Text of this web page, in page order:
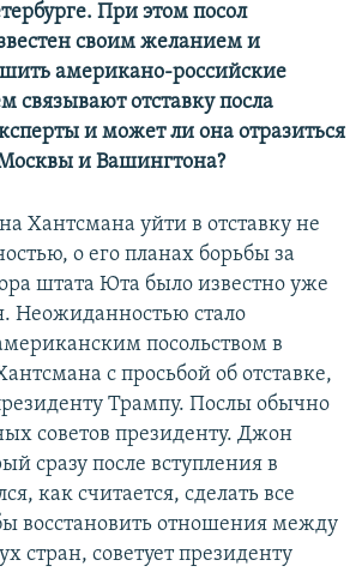
При этом посол
своим желанием и
американо-российские
связывают отставку посла
и может ли она отразиться
и Вашингтона?
Хантсмана уйти в отставку не
о его планах борьбы за
штата Юта было известно уже
Неожиданностью стало
посольством в
с просьбой об отставке,
Трампу. Послы обычно
советов президенту. Джон
сразу после вступления в
как считается, сделать все
восстановить отношения между
стран, советует президенту